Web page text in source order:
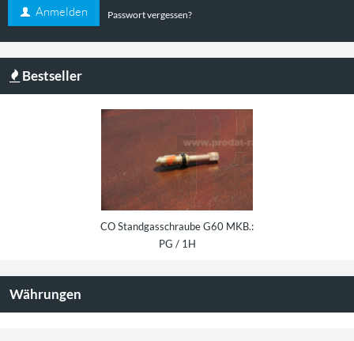
Anmelden Passwort vergessen?
Bestseller
CO Standgasschraube G60 MKB.:
PG / 1H
Währungen